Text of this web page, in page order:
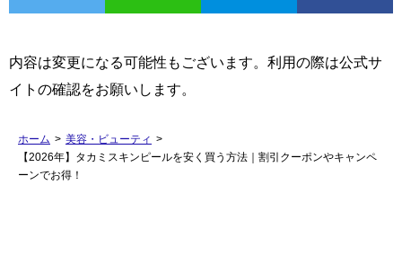
内容は変更になる可能性もございます。利用の際は公式サ
イトの確認をお願いします。
ホーム > 美容・ビューティ >
【2026年】タカミスキンピールを安く買う方法｜割引クーポンやキャンペ
ーンでお得！